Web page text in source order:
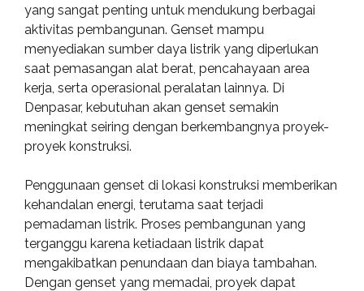
yang sangat penting untuk mendukung berbagai
aktivitas pembangunan. Genset mampu
menyediakan sumber daya listrik yang diperlukan
saat pemasangan alat berat, pencahayaan area
kerja, serta operasional peralatan lainnya. Di
Denpasar, kebutuhan akan genset semakin
meningkat seiring dengan berkembangnya proyek-
proyek konstruksi.
Penggunaan genset di lokasi konstruksi memberikan
kehandalan energi, terutama saat terjadi
pemadaman listrik. Proses pembangunan yang
terganggu karena ketiadaan listrik dapat
mengakibatkan penundaan dan biaya tambahan.
Dengan genset yang memadai, proyek dapat